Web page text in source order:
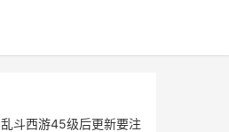
乱斗西游45级后更新要注